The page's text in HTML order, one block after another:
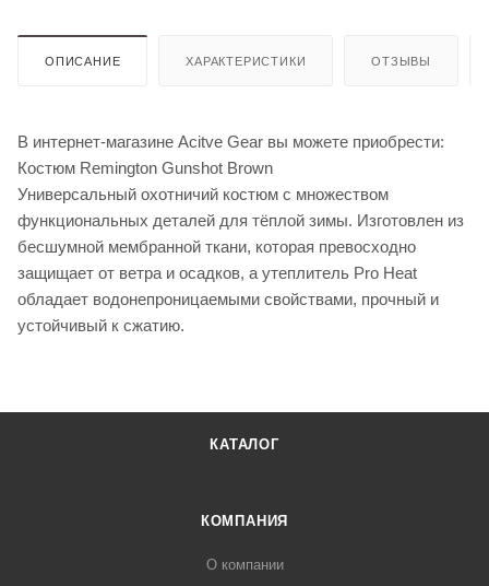
ОПИСАНИЕ ХАРАКТЕРИСТИКИ ОТЗЫВЫ
В интернет-магазине Acitve Gear вы можете приобрести:
Костюм Remington Gunshot Brown
Универсальный охотничий костюм с множеством
функциональных деталей для тёплой зимы. Изготовлен из
бесшумной мембранной ткани, которая превосходно
защищает от ветра и осадков, а утеплитель Pro Heat
обладает водонепроницаемыми свойствами, прочный и
устойчивый к сжатию.
КАТАЛОГ
КОМПАНИЯ
О компании